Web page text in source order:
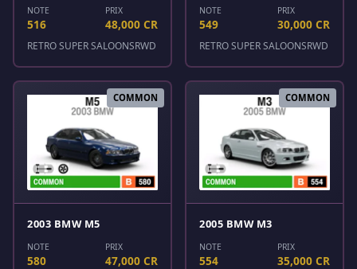
NOTE
516
PRIX
48,000 CR
RETRO SUPER SALOONSRWD
NOTE
549
PRIX
30,000 CR
RETRO SUPER SALOONSRWD
COMMON
2003 BMW M5
NOTE
580
PRIX
47,000 CR
COMMON
2005 BMW M3
NOTE
554
PRIX
35,000 CR